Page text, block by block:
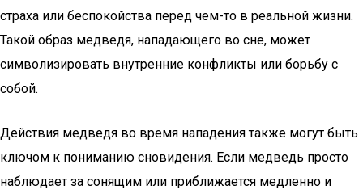
страха или беспокойства перед чем-то в реальной жизни.
Такой образ медведя, нападающего во сне, может
символизировать внутренние конфликты или борьбу с
собой.
Действия медведя во время нападения также могут быть
ключом к пониманию сновидения. Если медведь просто
наблюдает за сонящим или приближается медленно и